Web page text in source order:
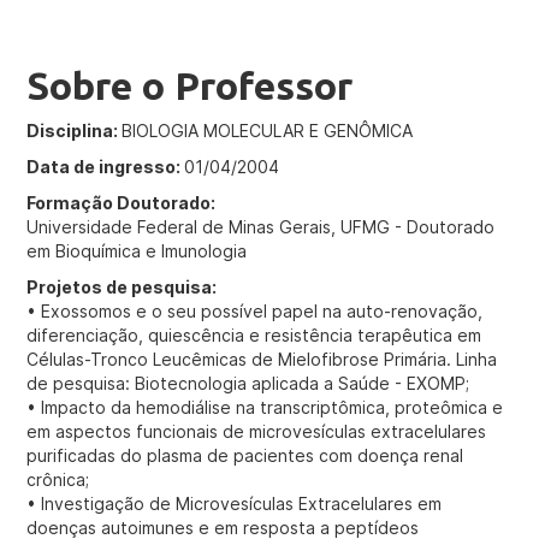
Sobre o Professor
Disciplina:BIOLOGIA MOLECULAR E GENÔMICA
Data de ingresso:01/04/2004
Formação Doutorado:
Universidade Federal de Minas Gerais, UFMG - Doutorado
em Bioquímica e Imunologia
Projetos de pesquisa:
• Exossomos e o seu possível papel na auto-renovação,
diferenciação, quiescência e resistência terapêutica em
Células-Tronco Leucêmicas de Mielofibrose Primária. Linha
de pesquisa: Biotecnologia aplicada a Saúde - EXOMP;
• Impacto da hemodiálise na transcriptômica, proteômica e
em aspectos funcionais de microvesículas extracelulares
purificadas do plasma de pacientes com doença renal
crônica;
• Investigação de Microvesículas Extracelulares em
doenças autoimunes e em resposta a peptídeos